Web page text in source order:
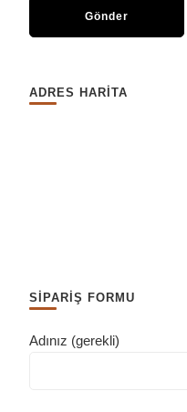
ADRES HARİTA
SİPARİŞ FORMU
Adınız (gerekli)